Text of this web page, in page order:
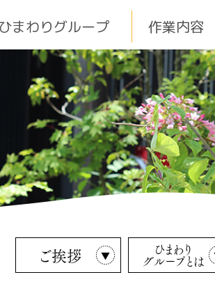
ひまわりグループ 作業内容
ご挨拶 ひまわり
グループとは